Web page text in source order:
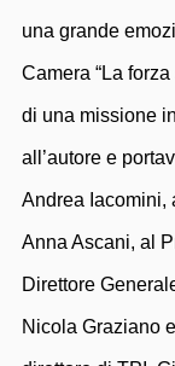
una grande
Camera “La
di una missione
all’autore e
Andrea Iacomini,
Anna Ascani, al
Direttore
Nicola Graziano